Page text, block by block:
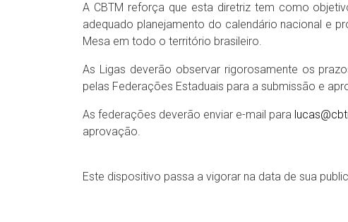
A CBTM reforça que esta diretriz tem como
adequado planejamento do calendário nacional e
Mesa em todo o território brasileiro.
As Ligas deverão observar rigorosamente os
pelas Federações Estaduais para a submissão e
As federações deverão enviar e-mail para
aprovação.
Este dispositivo passa a vigorar na data de sua